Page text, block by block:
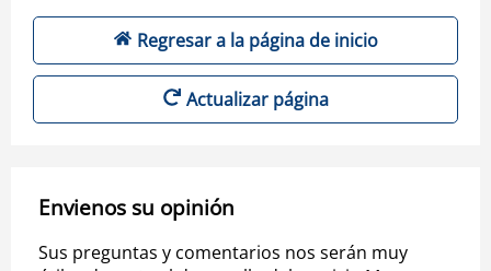
Regresar a la página de inicio
Actualizar página
Envienos su opinión
Sus preguntas y comentarios nos serán muy